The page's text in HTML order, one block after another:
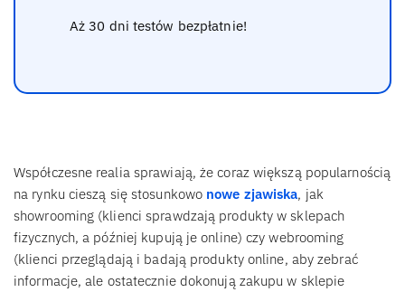
Aż 30 dni testów bezpłatnie!
Współczesne realia sprawiają, że coraz większą popularnością
na rynku cieszą się stosunkowo nowe zjawiska, jak
showrooming (klienci sprawdzają produkty w sklepach
fizycznych, a później kupują je online) czy webrooming
(klienci przeglądają i badają produkty online, aby zebrać
informacje, ale ostatecznie dokonują zakupu w sklepie